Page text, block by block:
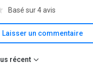
Basé sur 4 avis
Laisser un commentaire
récent